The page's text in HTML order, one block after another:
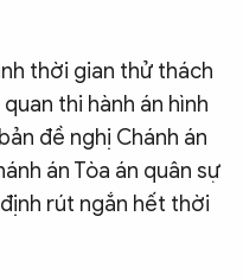
thời gian thử thách
thi hành án hình
đề nghị Chánh án
án Tòa án quân sự
rút ngắn hết thời